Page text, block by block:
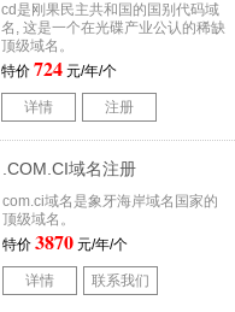
cd是刚果民主共和国的国别代码域
名, 这是一个在光碟产业公认的稀缺
顶级域名。
特价 724 元/年/个
详情 注册
.COM.CI域名注册
com.ci域名是象牙海岸域名国家的
顶级域名。
特价 3870 元/年/个
详情 联系我们